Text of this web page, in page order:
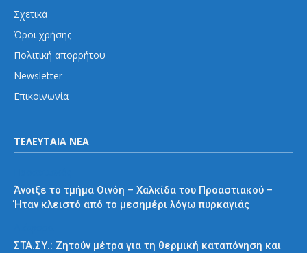
Σχετικά
Όροι χρήσης
Πολιτική απορρήτου
Newsletter
Επικοινωνία
ΤΕΛΕΥΤΑΙΑ ΝΕΑ
Άνοιξε το τμήμα Οινόη – Χαλκίδα του Προαστιακού –
Ήταν κλειστό από το μεσημέρι λόγω πυρκαγιάς
ΣΤΑ.ΣΥ.: Ζητούν μέτρα για τη θερμική καταπόνηση και